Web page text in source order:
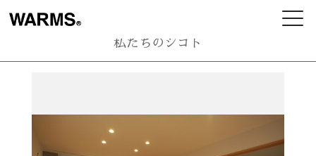
私たちのシゴト